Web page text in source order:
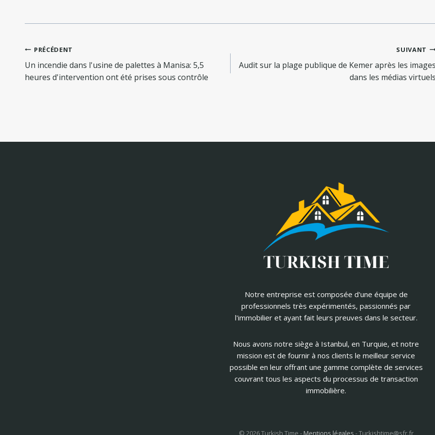
Navigation
de
l’article
PRÉCÉDENT
Un incendie dans l'usine de palettes à Manisa: 5,5
heures d'intervention ont été prises sous contrôle
SUIVANT
Audit sur la plage publique de Kemer après les
dans les médias
Notre entreprise est composée d'une équipe de
professionnels très expérimentés, passionnés par
l'immobilier et ayant fait leurs preuves dans le secteur.
Nous avons notre siège à Istanbul, en Turquie, et notre
mission est de fournir à nos clients le meilleur service
possible en leur offrant une gamme complète de services
couvrant tous les aspects du processus de transaction
immobilière.
© 2026 Turkish Time - Mentions légales -Turkishtime@sfr.fr